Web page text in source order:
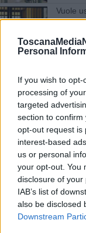
Personal
If you wish to
processing of
targeted
section to
opt-out request is
interest-based
us or personal
your opt-out. You
disclosure of
IAB’s list of
also be disclosed
Downstream
Vuole
agente
Va a
Agente
carcere
Agente
petto
Il vitto
Agenti